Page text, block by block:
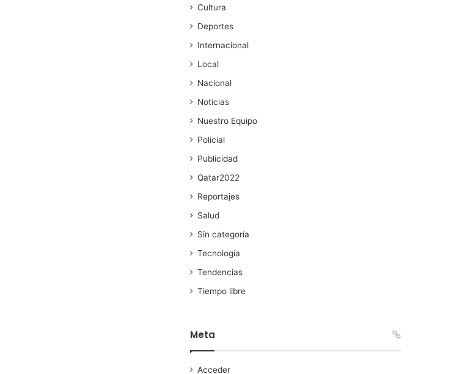
Cultura
Deportes
Internacional
Local
Nacional
Noticias
Nuestro Equipo
Policial
Publicidad
Qatar2022
Reportajes
Salud
Sin categoría
Tecnología
Tendencias
Tiempo libre
Meta
Acceder